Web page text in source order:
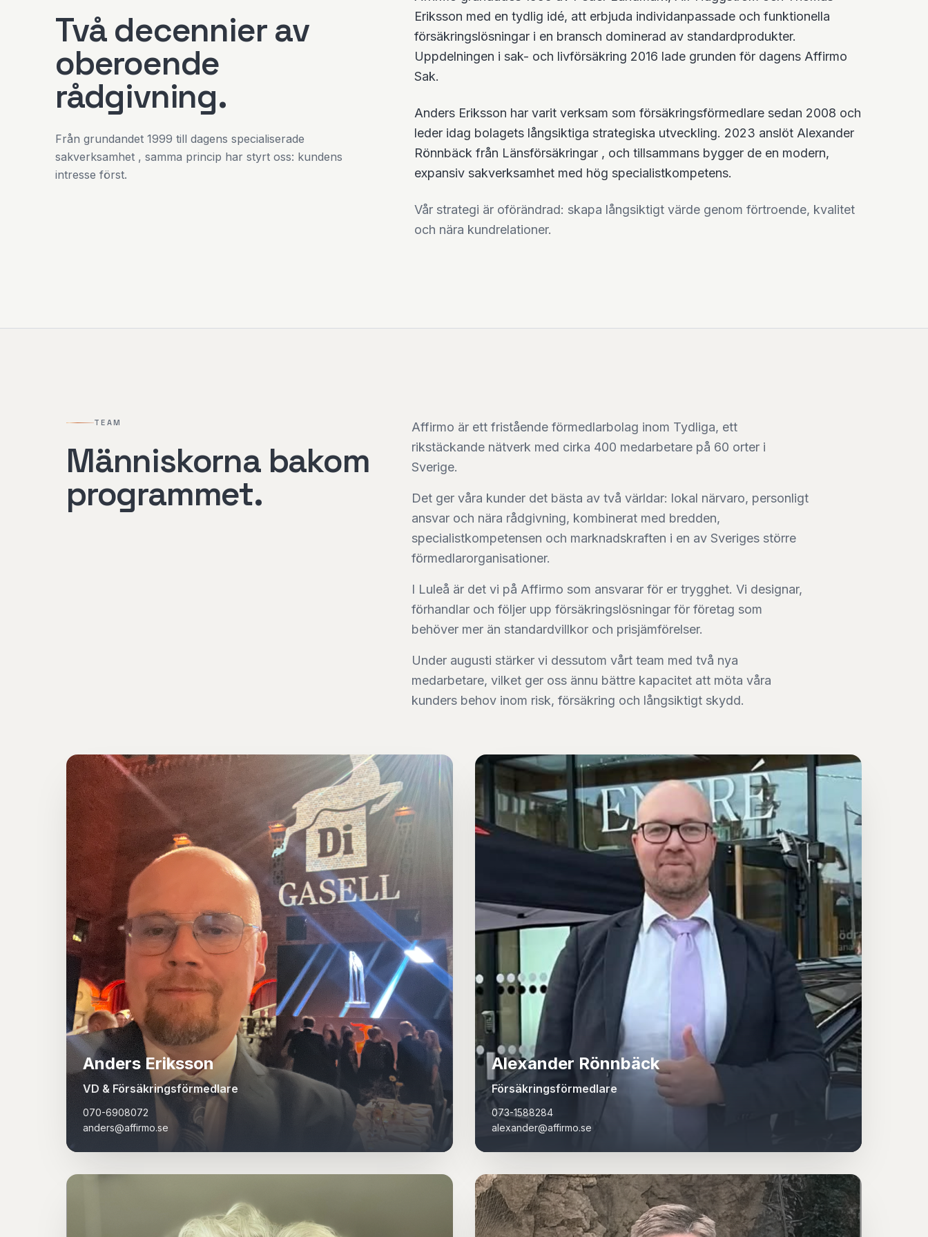
Två decennier av
oberoende
rådgivning.
Från grundandet 1999 till dagens specialiserade
sakverksamhet , samma princip har styrt oss: kundens
intresse först.
Eriksson med en tydlig idé, att erbjuda individanpassade och funktionella
försäkringslösningar i en bransch dominerad av standardprodukter.
Uppdelningen i sak- och livförsäkring 2016 lade grunden för dagens Affirmo
Sak.
Anders Eriksson har varit verksam som försäkringsförmedlare sedan 2008 och
leder idag bolagets långsiktiga strategiska utveckling. 2023 anslöt Alexander
Rönnbäck från Länsförsäkringar , och tillsammans bygger de en modern,
expansiv sakverksamhet med hög specialistkompetens.
Vår strategi är oförändrad: skapa långsiktigt värde genom förtroende, kvalitet
och nära kundrelationer.
TEAM
Människorna bakom
programmet.
Affirmo är ett fristående förmedlarbolag inom Tydliga, ett
rikstäckande nätverk med cirka 400 medarbetare på 60 orter i
Sverige.
Det ger våra kunder det bästa av två världar: lokal närvaro, personligt
ansvar och nära rådgivning, kombinerat med bredden,
specialistkompetensen och marknadskraften i en av Sveriges större
förmedlarorganisationer.
I Luleå är det vi på Affirmo som ansvarar för er trygghet. Vi designar,
förhandlar och följer upp försäkringslösningar för företag som
behöver mer än standardvillkor och prisjämförelser.
Under augusti stärker vi dessutom vårt team med två nya
medarbetare, vilket ger oss ännu bättre kapacitet att möta våra
kunders behov inom risk, försäkring och långsiktigt skydd.
Anders Eriksson
VD & Försäkringsförmedlare
070-6908072
anders@affirmo.se
Alexander Rönnbäck
Försäkringsförmedlare
073-1588284
alexander@affirmo.se